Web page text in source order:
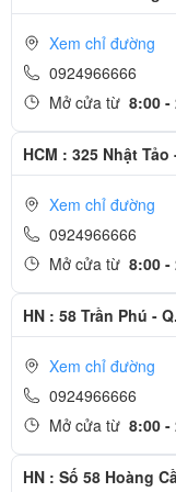
Điều gì khiến
Ở những phiên bản
trải nghiệm chụp ảnh
khiến người dùng
cảm biến cụ thể trên
Camera chính: độ
Camera góc siêu
Xem chỉ đường
0924966666
Mở cửa từ 8:00 -
HCM : 325 Nhật Tảo
Xem chỉ đường
0924966666
Mở cửa từ 8:00 -
HN : 58 Trần Phú -
Xem chỉ đường
0924966666
Mở cửa từ 8:00 -
HN : Số 58 Hoàng